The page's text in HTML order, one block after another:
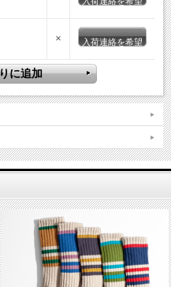
× 入荷連絡を希望